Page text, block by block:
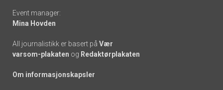
Event manager:
Mina Hovden
All journalistikk er basert på Vær
varsom-plakaten og Redaktørplakaten
Om informasjonskapsler